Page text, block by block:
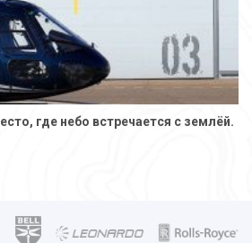
где небо встречается с землёй.